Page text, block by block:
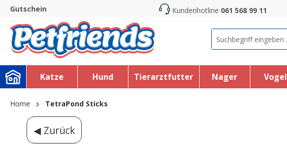
Skip to main navigation
Gutschein Kundenhotline 061 568 99 11
Katze Hund Tierarztfutter Nager Vogel
Home TetraPond Sticks
◀ Zurück